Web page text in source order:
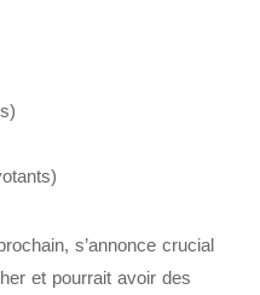
s’annonce crucial
et pourrait avoir des